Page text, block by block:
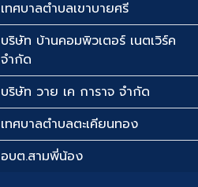
เทศบาลตำบลเขาบายศรี
บริษัท บ้านคอมพิวเตอร์ เนตเวิร์ค
จำกัด
บริษัท วาย เค การาจ จำกัด
เทศบาลตำบลตะเคียนทอง
อบต.สามพี่น้อง